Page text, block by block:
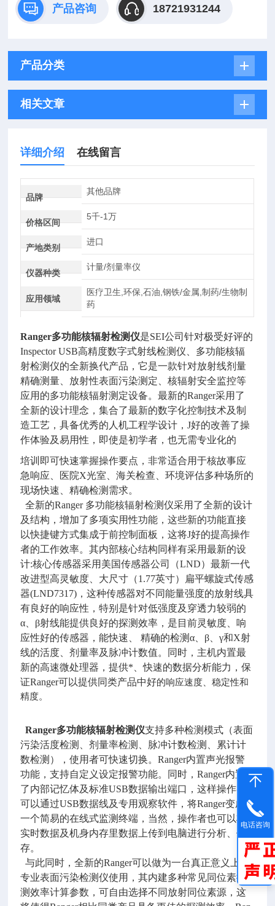
产品咨询 18721931244
产品分类
相关文章
详细介绍 在线留言
品牌
其他品牌
价格区间
5千-1万
产地类别
进口
仪器种类
计量/剂量率仪
应用领域
医疗卫生,环保,石油,钢铁/金属,制药/生物制
药
Ranger多功能核辐射检测仪是SEI公司针对极受好评的
Inspector USB高精度数字式射线检测仪、多功能核辐
射检测仪的全新换代产品，它是一款针对放射线剂量
精确测量、放射性表面污染测定、核辐射安全监控等
应用的多功能核辐射测定设备。最新的Ranger采用了
全新的设计理念，集合了最新的数字化控制技术及制
造工艺 ，具备优秀的人机工程学设计，J好的改善了操
作体验及易用性，即使是初学者，也无需专业化的
培训即可快速掌握操作要点，非常适合用于核故事应
急响应、医院X光室、海关检查、环境评估多种场所的
现场快速、精确检测需求。
全新的Ranger 多功能核辐射检测仪采用了全新的设计
及结构，增加了多项实用性功能，这些新的功能直接
以快捷键方式集成于前控制面板，这将J好的提高操作
者的工作效率。其内部核心结构同样有采用最新的设
计:核心传感器采用美国传感器公司（LND）最新一代
改进型高灵敏度、大尺寸（1.77英寸）扁平螺旋式传感
器(LND7317)，这种传感器对不同能量强度的放射线具
有良好的响应性，特别是针对低强度及穿透力较弱的
α、β射线能提供良好的探测效率，是目前灵敏度、响
应性好的传感器，能快速、 精确的检测α、β、γ和X射
线的活度、剂量率及脉冲计数值。同时，主机内置最
新的高速微处理器，提供*、快速的数据分析能力，保
证Ranger可以提供同类产品中好的响应速度、稳定性和
精度。
Ranger多功能核辐射检测仪支持多种检测模式（表面
污染活度检测、剂量率检测、脉冲计数检测、累计计
数检测），使用者可快速切换。Ranger内置声光报警
功能，支持自定义设定报警功能。同时，Ranger内置
了内部记忆体及标准USB数据输出端口，这样操作者
可以通过USB数据线及专用观察软件，将Ranger变成
一个简易的在线式监测终端，当然，操作者也可以将
实时数据及机身内存里数据上传到电脑进行分析、保
存。
与此同时，全新的Ranger可以做为一台真正意义上的
专业表面污染检测仪使用，其内建多种常见同位素探
测效率计算参数，可自由选择不同放射同位素源，这
电话咨询